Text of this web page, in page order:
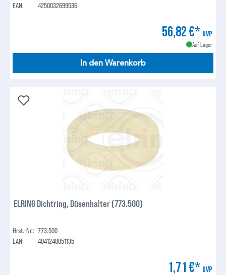
EAN:
4250032699536
56,82 €* UVP
Auf Lager
In den Warenkorb
ELRING Dichtring, Düsenhalter (773.500)
Hrst.-Nr.: 773.500
EAN:
4041248851135
1,71 €* UVP